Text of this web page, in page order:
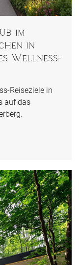
im
in
Wellness-
Reiseziele in
auf das